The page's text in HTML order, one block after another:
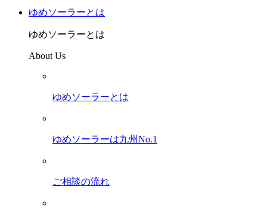
ゆめソーラーとは
ゆめソーラーとは
About Us
ゆめソーラーとは
ゆめソーラーは九州No.1
ご相談の流れ